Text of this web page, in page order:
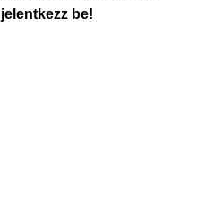
jelentkezz be!